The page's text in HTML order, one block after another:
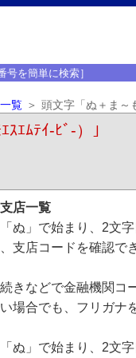
号を簡単に検索］
覧 頭文字「ぬ＋ま～
ｴﾑﾃｲ-ﾋﾞ-）｣
店一覧
ぬ」で始まり、2文
支店コードを確認で
きなどで金融機関コ
場合でも、フリガナ
ぬ」で始まり、2文